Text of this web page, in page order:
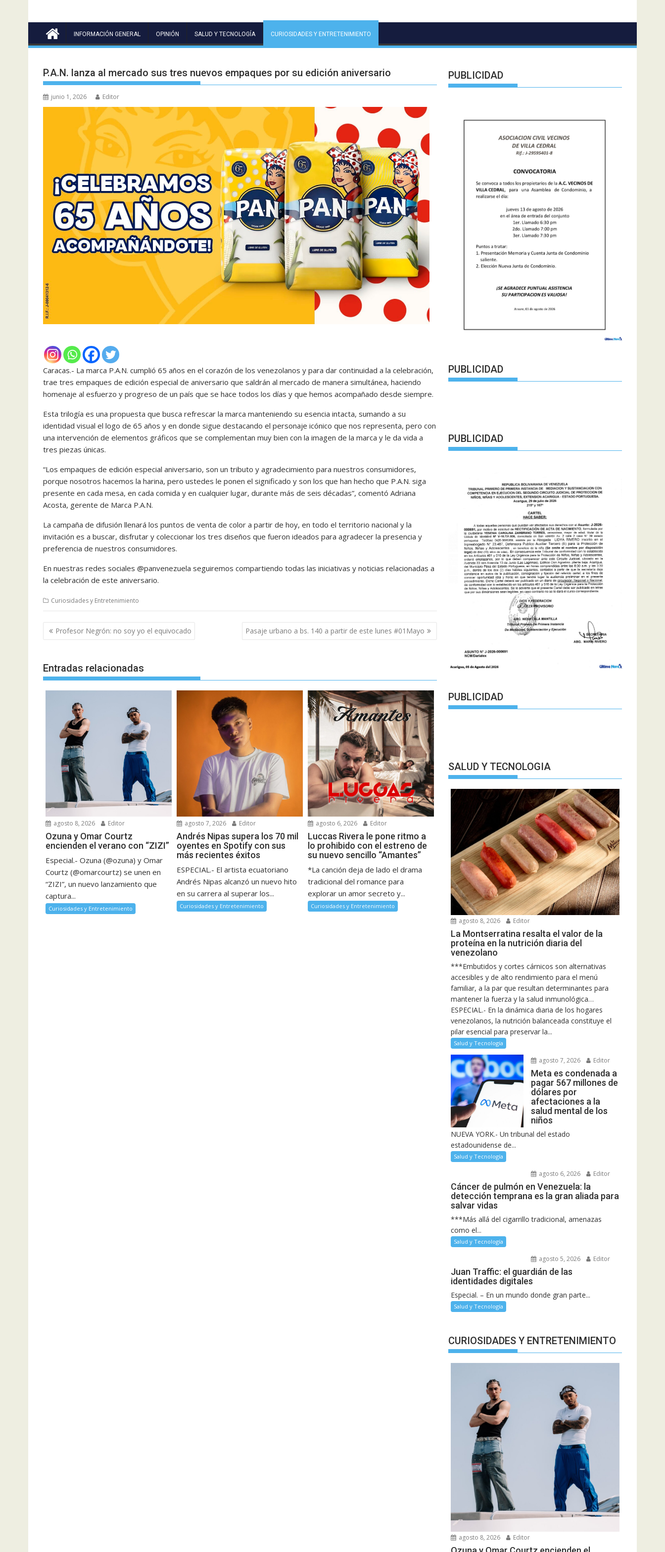
INFORMACIÓN GENERAL OPINIÓN SALUD Y TECNOLOGÍA CURIOSIDADES Y ENTRETENIMIENTO
P.A.N. lanza al mercado sus tres nuevos empaques por su edición aniversario
junio 1, 2026 Editor
Caracas.- La marca P.A.N. cumplió 65 años en el corazón de los venezolanos y para dar continuidad a la celebración,
trae tres empaques de edición especial de aniversario que saldrán al mercado de manera simultánea, haciendo
homenaje al esfuerzo y progreso de un país que se hace todos los días y que hemos acompañado desde siempre.
Esta trilogía es una propuesta que busca refrescar la marca manteniendo su esencia intacta, sumando a su
identidad visual el logo de 65 años y en donde sigue destacando el personaje icónico que nos representa, pero con
una intervención de elementos gráficos que se complementan muy bien con la imagen de la marca y le da vida a
tres piezas únicas.
“Los empaques de edición especial aniversario, son un tributo y agradecimiento para nuestros consumidores,
porque nosotros hacemos la harina, pero ustedes le ponen el significado y son los que han hecho que P.A.N. siga
presente en cada mesa, en cada comida y en cualquier lugar, durante más de seis décadas”, comentó Adriana
Acosta, gerente de Marca P.A.N.
La campaña de difusión llenará los puntos de venta de color a partir de hoy, en todo el territorio nacional y la
invitación es a buscar, disfrutar y coleccionar los tres diseños que fueron ideados para agradecer la presencia y
preferencia de nuestros consumidores.
En nuestras redes sociales @panvenezuela seguiremos compartiendo todas las iniciativas y noticias relacionadas a
la celebración de este aniversario.
Curiosidades y Entretenimiento
Navegación
de
Profesor Negrón: no soy yo el equivocado Pasaje urbano a bs. 140 a partir de este lunes #01Mayo
Entradas relacionadas
agosto 8, 2026 Editor
Ozuna y Omar Courtz
encienden el verano con “ZIZI”
Especial.- Ozuna (@ozuna) y Omar
Courtz (@omarcourtz) se unen en
“ZIZI”, un nuevo lanzamiento que
captura...
Curiosidades y Entretenimiento
agosto 7, 2026 Editor
Andrés Nipas supera los 70 mil
oyentes en Spotify con sus
más recientes éxitos
ESPECIAL.- El artista ecuatoriano
Andrés Nipas alcanzó un nuevo hito
en su carrera al superar los...
Curiosidades y Entretenimiento
agosto 6, 2026 Editor
Luccas Rivera le pone ritmo a
lo prohibido con el estreno de
su nuevo sencillo “Amantes”
*La canción deja de lado el drama
tradicional del romance para
explorar un amor secreto y...
Curiosidades y Entretenimiento
PUBLICIDAD
PUBLICIDAD
PUBLICIDAD
PUBLICIDAD
SALUD Y TECNOLOGIA
agosto 8, 2026 Editor
La Montserratina resalta el valor de la
proteína en la nutrición diaria del
venezolano
***Embutidos y cortes cárnicos son alternativas
accesibles y de alto rendimiento para el menú
familiar, a la par que resultan determinantes para
mantener la fuerza y la salud inmunológica…
ESPECIAL.- En la dinámica diaria de los hogares
venezolanos, la nutrición balanceada constituye el
pilar esencial para preservar la...
Salud y Tecnología
agosto 7, 2026 Editor
Meta es condenada a
pagar 567 millones de
dólares por
afectaciones a la
salud mental de los
niños
NUEVA YORK.- Un tribunal del estado
estadounidense de...
Salud y Tecnología
agosto 6, 2026 Editor
Cáncer de pulmón en Venezuela: la
detección temprana es la gran aliada para
salvar vidas
***Más allá del cigarrillo tradicional, amenazas
como el...
Salud y Tecnología
agosto 5, 2026 Editor
Juan Traffic: el guardián de las
identidades digitales
Especial. – En un mundo donde gran parte...
Salud y Tecnología
CURIOSIDADES Y ENTRETENIMIENTO
agosto 8, 2026 Editor